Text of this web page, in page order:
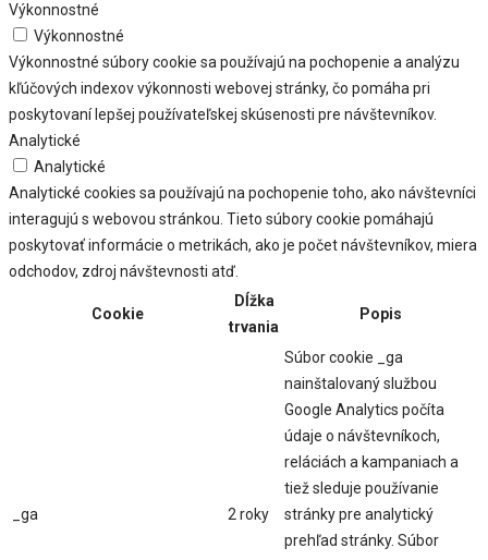
Výkonnostné
Výkonnostné
Výkonnostné súbory cookie sa používajú na pochopenie a analýzu
kľúčových indexov výkonnosti webovej stránky, čo pomáha pri
poskytovaní lepšej používateľskej skúsenosti pre návštevníkov.
Analytické
Analytické
Analytické cookies sa používajú na pochopenie toho, ako návštevníci
interagujú s webovou stránkou. Tieto súbory cookie pomáhajú
poskytovať informácie o metrikách, ako je počet návštevníkov, miera
odchodov, zdroj návštevnosti atď.
Cookie
Dĺžka
trvania
Popis
_ga 2 roky
Súbor cookie _ga
nainštalovaný službou
Google Analytics počíta
údaje o návštevníkoch,
reláciách a kampaniach a
tiež sleduje používanie
stránky pre analytický
prehľad stránky. Súbor